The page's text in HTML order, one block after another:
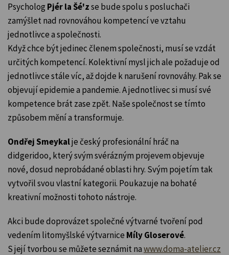
Psycholog Pjér la Šé'zse bude spolu s posluchači
zamýšlet nad rovnováhou kompetencí ve vztahu
jednotlivce a společnosti.
Když chce být jedinec členem společnosti, musí se vzdát
určitých kompetencí. Kolektivní mysl jich ale požaduje od
jednotlivce stále víc, až dojde k narušení rovnováhy. Pak se
objevují epidemie a pandemie. A jednotlivec si musí své
kompetence brát zase zpět. Naše společnost se tímto
způsobem mění a transformuje.
Ondřej Smeykalje český profesionální hráč na
didgeridoo, který svým svérázným projevem objevuje
nové, dosud neprobádané oblasti hry. Svým pojetím tak
vytvořil svou vlastní kategorii. Poukazuje na bohaté
kreativní možnosti tohoto nástroje.
Akci bude doprovázet společné výtvarné tvoření pod
vedením litomyšlské výtvarnice Míly Gloserové.
S její tvorbou se můžete seznámit nawww.doma-atelier.cz